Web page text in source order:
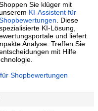
Sie klüger mit
KI-Assistent für
. Diese
KI-Lösung,
und liefert
Analyse. Treffen Sie
mit Hilfe
Shopbewertungen